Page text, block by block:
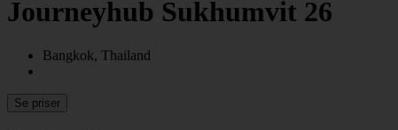
Journeyhub Sukhumvit 26
Bangkok, Thailand
Se priser